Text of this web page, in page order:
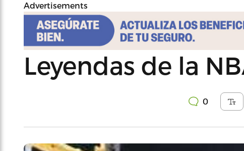
Advertisements
Leyendas de la
0